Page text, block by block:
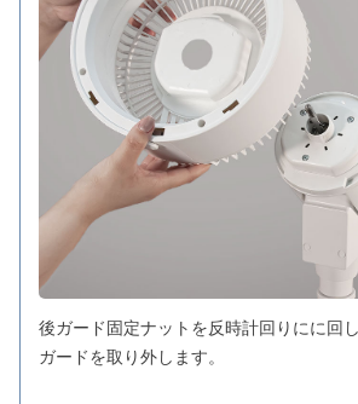
後ガード固定ナットを反時計回りにに回
ガードを取り外します。